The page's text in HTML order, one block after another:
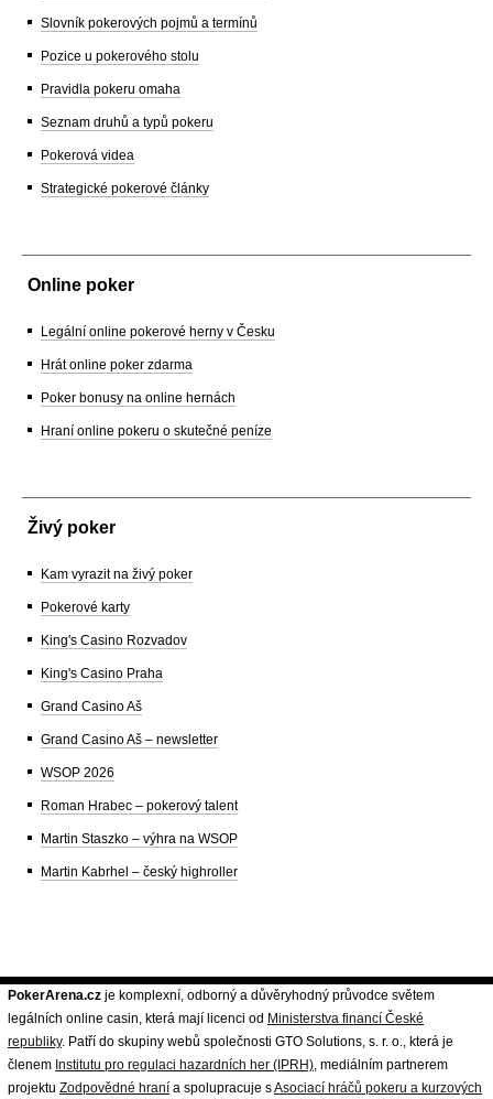
Slovník pokerových pojmů a termínů
Pozice u pokerového stolu
Pravidla pokeru omaha
Seznam druhů a typů pokeru
Pokerová videa
Strategické pokerové články
Online poker
Legální online pokerové herny v Česku
Hrát online poker zdarma
Poker bonusy na online hernách
Hraní online pokeru o skutečné peníze
Živý poker
Kam vyrazit na živý poker
Pokerové karty
King's Casino Rozvadov
King's Casino Praha
Grand Casino Aš
Grand Casino Aš – newsletter
WSOP 2026
Roman Hrabec – pokerový talent
Martin Staszko – výhra na WSOP
Martin Kabrhel – český highroller
PokerArena.cz je komplexní, odborný a důvěryhodný průvodce světem
legálních online casin, která mají licenci od Ministerstva financí České
republiky. Patří do skupiny webů společnosti GTO Solutions, s. r. o., která je
členem Institutu pro regulaci hazardních her (IPRH), mediálním partnerem
projektu Zodpovědné hraní a spolupracuje sAsociací hráčů pokeru a kurzových